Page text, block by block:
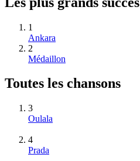
1
Ankara
2
Médaillon
Toutes les chansons
3
Oulala
4
Prada